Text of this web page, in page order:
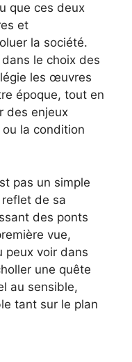
que ces deux
et
la société.
le choix des
les œuvres
époque, tout en
des enjeux
la condition
pas un simple
de sa
des ponts
vue,
peux voir dans
une quête
au sensible,
tant sur le plan